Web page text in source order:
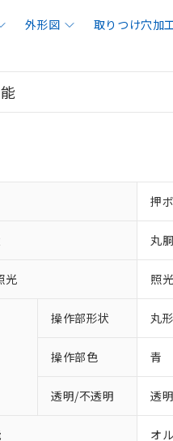
外形図 取りつけ穴加
押
丸
光 照光
操作部形状 丸
操作部色 青
透明/不透明 透明
オ